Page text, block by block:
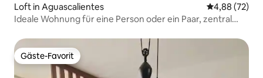
Loft in Aguascalientes
4,88 (72)
Ideale Wohnung für eine Person oder ein Paar, zentral
Gäste-Favorit
Gäste-Favorit